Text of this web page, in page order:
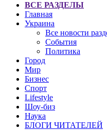
ВСЕ РАЗДЕЛЫ
Главная
Украина
Все новости
События
Политика
Город
Мир
Бизнес
Спорт
Lifestyle
Шоу-биз
Наука
БЛОГИ ЧИТАТЕЛЕЙ